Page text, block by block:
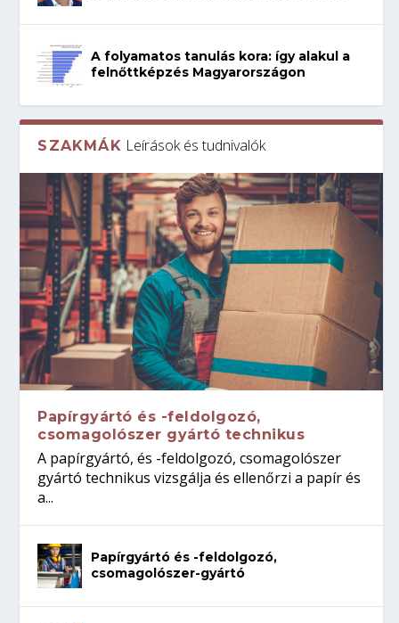
A folyamatos tanulás kora: így alakul a
felnőttképzés Magyarországon
SZAKMÁK Leírások és tudnivalók
Papírgyártó és -feldolgozó,
csomagolószer gyártó technikus
A papírgyártó, és -feldolgozó, csomagolószer
gyártó technikus vizsgálja és ellenőrzi a papír és
a...
Papírgyártó és -feldolgozó,
csomagolószer-gyártó